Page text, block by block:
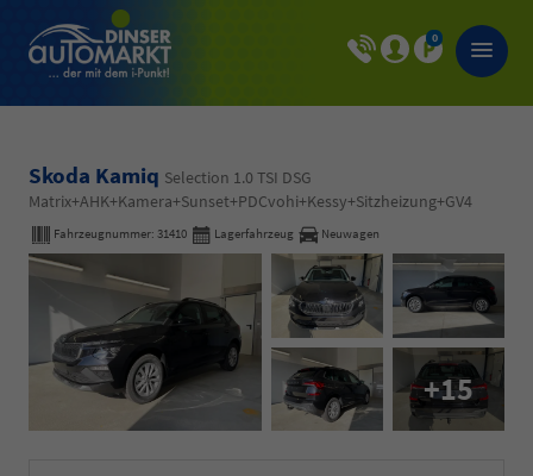
0
Skoda Kamiq Selection 1.0 TSI DSG
Matrix+AHK+Kamera+Sunset+PDCvohi+Kessy+Sitzheizung+GV4
Fahrzeugnummer: 31410 Lagerfahrzeug Neuwagen
+15